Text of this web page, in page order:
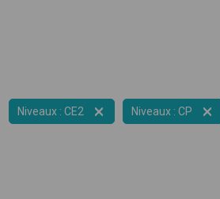
Niveaux : CE2  Niveaux : CP 